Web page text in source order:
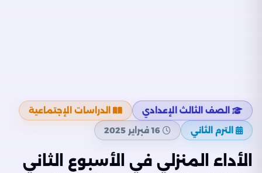
الصف الثالث الإعدادي
الدراسات الإجتماعية
الترم الثاني
16 فبراير 2025
الأداء المنزلي في الأسبوع الثاني